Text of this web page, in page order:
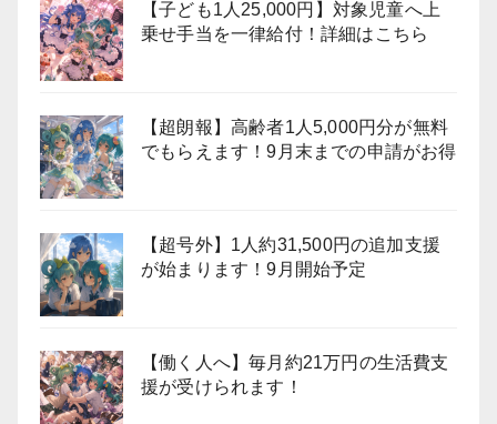
【子ども1人25,000円】対象児童へ上
乗せ手当を一律給付！詳細はこちら
【超朗報】高齢者1人5,000円分が無料
でもらえます！9月末までの申請がお得
【超号外】1人約31,500円の追加支援
が始まります！9月開始予定
【働く人へ】毎月約21万円の生活費支
援が受けられます！